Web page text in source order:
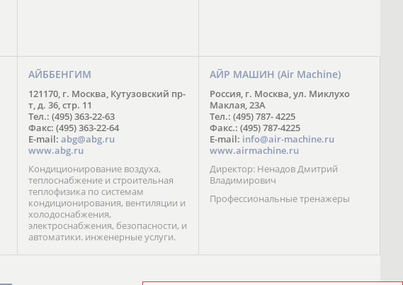
АЙББЕНГИМ
121170, г. Москва, Кутузовский пр-
т, д. 36, стр. 11
Тел.: (495) 363-22-63
Факс: (495) 363-22-64
E-mail: abg@abg.ru
www.abg.ru
Кондиционирование воздуха,
теплоснабжение и строительная
теплофизика по системам
кондиционирования, вентиляции и
холодоснабжения,
электроснабжения, безопасности, и
автоматики. инженерные услуги.
АЙР МАШИН (Air Machine)
Россия, г. Москва, ул. Миклухо
Маклая, 23А
Тел.: (495) 787- 4225
Факс.: (495) 787-4225
E-mail: info@air-machine.ru
www.airmachine.ru
Директор: Ненадов Дмитрий
Владимирович
Профессиональные тренажеры